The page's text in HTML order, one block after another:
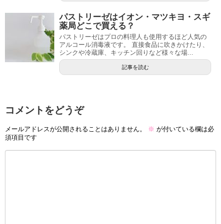
パストリーゼはイオン・マツキヨ・スギ
薬局どこで買える？
パストリーゼはプロの料理人も使用するほど人気の
アルコール消毒液です。 直接食品に吹きかけたり、
シンクや冷蔵庫、キッチン回りなど様々な場...
記事を読む
コメントをどうぞ
メールアドレスが公開されることはありません。 ※ が付いている欄は必
須項目です